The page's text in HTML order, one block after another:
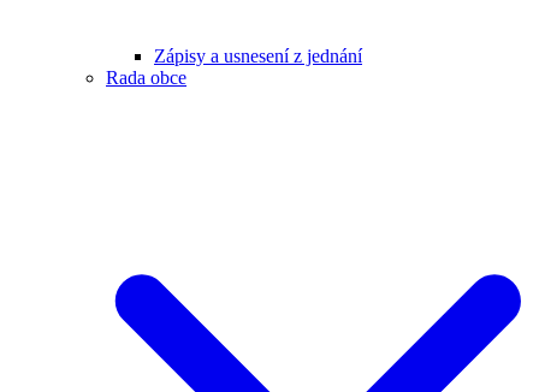
Zápisy a usnesení z jednání
Rada obce